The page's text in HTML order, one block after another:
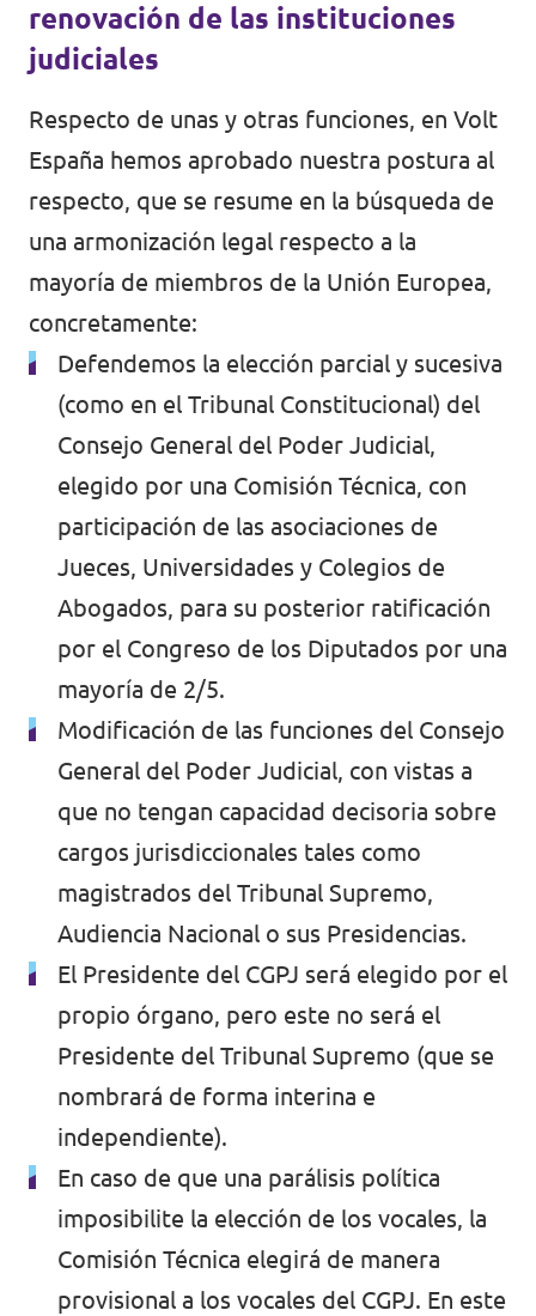
renovación de las instituciones
judiciales
Respecto de unas y otras funciones, en Volt
España hemos aprobado nuestra postura al
respecto, que se resume en la búsqueda de
una armonización legal respecto a la
mayoría de miembros de la Unión Europea,
concretamente:
Defendemos la elección parcial y sucesiva
(como en el Tribunal Constitucional) del
Consejo General del Poder Judicial,
elegido por una Comisión Técnica, con
participación de las asociaciones de
Jueces, Universidades y Colegios de
Abogados, para su posterior ratificación
por el Congreso de los Diputados por una
mayoría de 2/5.
Modificación de las funciones del Consejo
General del Poder Judicial, con vistas a
que no tengan capacidad decisoria sobre
cargos jurisdiccionales tales como
magistrados del Tribunal Supremo,
Audiencia Nacional o sus Presidencias.
El Presidente del CGPJ será elegido por el
propio órgano, pero este no será el
Presidente del Tribunal Supremo (que se
nombrará de forma interina e
independiente).
En caso de que una parálisis política
imposibilite la elección de los vocales, la
Comisión Técnica elegirá de manera
provisional a los vocales del CGPJ. En este